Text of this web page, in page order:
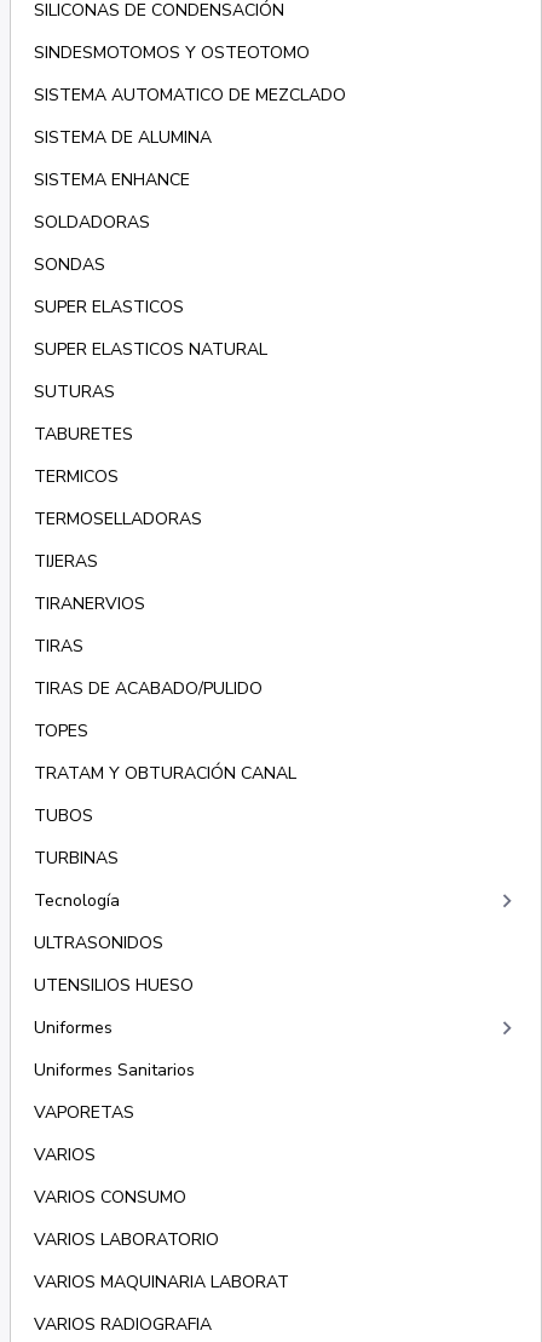
SILICONAS DE CONDENSACIÓN
SINDESMOTOMOS Y OSTEOTOMO
SISTEMA AUTOMATICO DE MEZCLADO
SISTEMA DE ALUMINA
SISTEMA ENHANCE
SOLDADORAS
SONDAS
SUPER ELASTICOS
SUPER ELASTICOS NATURAL
SUTURAS
TABURETES
TERMICOS
TERMOSELLADORAS
TIJERAS
TIRANERVIOS
TIRAS
TIRAS DE ACABADO/PULIDO
TOPES
TRATAM Y OBTURACIÓN CANAL
TUBOS
TURBINAS
Tecnología
keyboard_arrow_right
ULTRASONIDOS
UTENSILIOS HUESO
Uniformes
keyboard_arrow_right
Uniformes Sanitarios
VAPORETAS
VARIOS
VARIOS CONSUMO
VARIOS LABORATORIO
VARIOS MAQUINARIA LABORAT
VARIOS RADIOGRAFIA